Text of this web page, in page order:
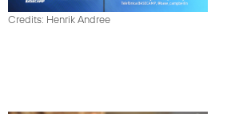
Credits: Henrik Andree